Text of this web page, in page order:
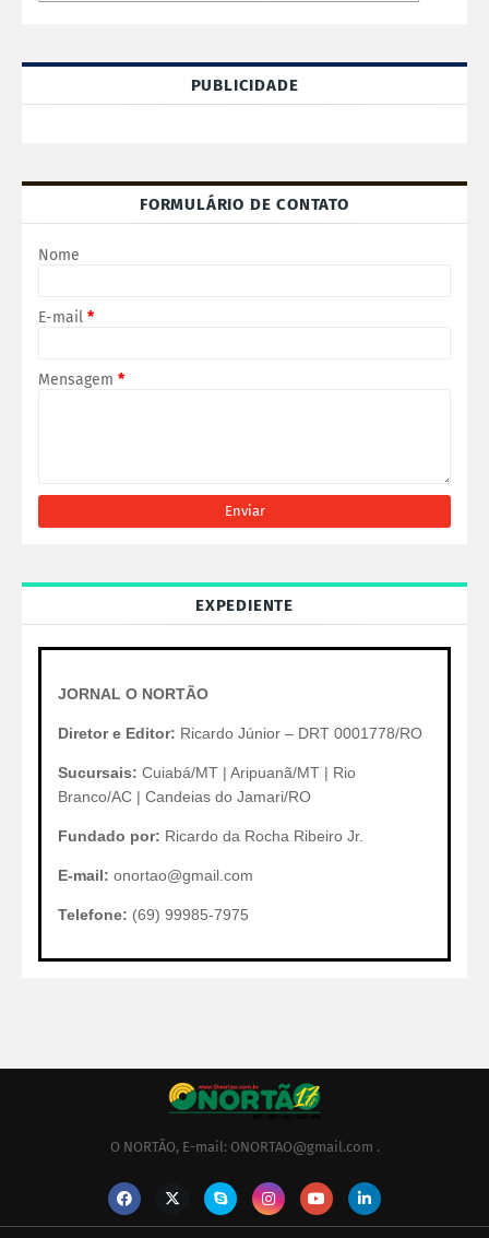
PUBLICIDADE
FORMULÁRIO DE CONTATO
Nome
E-mail *
Mensagem *
EXPEDIENTE
JORNAL O NORTÃO
Diretor e Editor: Ricardo Júnior – DRT 0001778/RO
Sucursais: Cuiabá/MT | Aripuanã/MT | Rio
Branco/AC | Candeias do Jamari/RO
Fundado por: Ricardo da Rocha Ribeiro Jr.
E-mail: onortao@gmail.com
Telefone: (69) 99985-7975
O NORTÃO, E-mail: ONORTAO@gmail.com .